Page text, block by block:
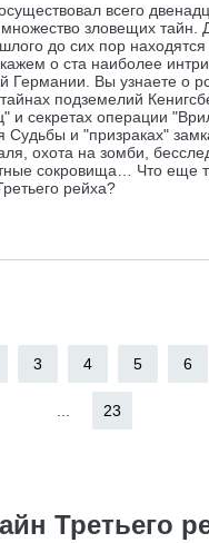
всего
зловещих тайн.
до сих пор
о ста наиболее
Германии. Вы узнаете о
подземелий
и секретах операции
Судьбы и "призраках"
охота на зомби,
сокровища… Что еще
рейха?
3 4 5 6
23
Третьего